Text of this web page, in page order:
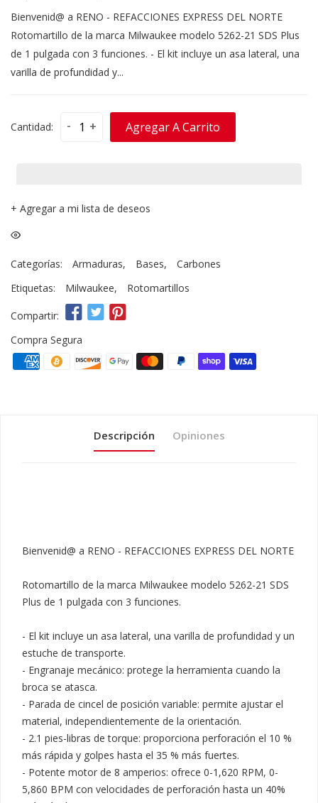
Bienvenid@ a RENO - REFACCIONES EXPRESS DEL NORTE
Rotomartillo de la marca Milwaukee modelo 5262-21 SDS Plus
de 1 pulgada con 3 funciones. - El kit incluye un asa lateral, una
varilla de profundidad y...
Cantidad: - + Agregar A Carrito
+ Agregar a mi lista de deseos
Categorías: Armaduras, Bases,
Carbones
Etiquetas:
Milwaukee, Rotomartillos
Compartir:
Compra Segura
Descripción Opiniones
Bienvenid@ a RENO - REFACCIONES EXPRESS DEL NORTE
Rotomartillo de la marca Milwaukee modelo 5262-21 SDS
Plus de 1 pulgada con 3 funciones.
- El kit incluye un asa lateral, una varilla de profundidad y un
estuche de transporte.
- Engranaje mecánico: protege la herramienta cuando la
broca se atasca.
- Parada de cincel de posición variable: permite ajustar el
material, independientemente de la orientación.
- 2.1 pies-libras de torque: proporciona perforación el 10 %
más rápida y golpes hasta el 35 % más fuertes.
- Potente motor de 8 amperios: ofrece 0-1,620 RPM, 0-
5,860 BPM con velocidades de perforación hasta un 40%